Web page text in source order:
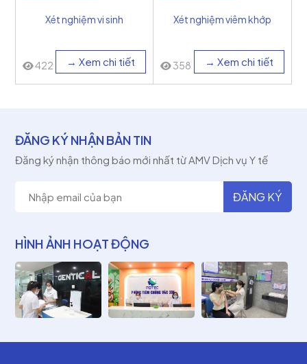
Xét nghiệm vi sinh
422 → Xem chi tiết
Xét nghiệm viêm khớp
358 → Xem chi tiết
ĐĂNG KÝ NHẬN BẢN TIN
Đăng ký nhận thông báo mới nhất từ AMV Dịch vụ Y tế
HÌNH ẢNH HOẠT ĐỘNG